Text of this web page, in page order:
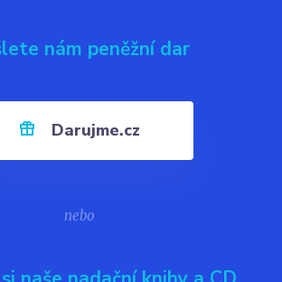
nám peněžní dar
Darujme.cz
nebo